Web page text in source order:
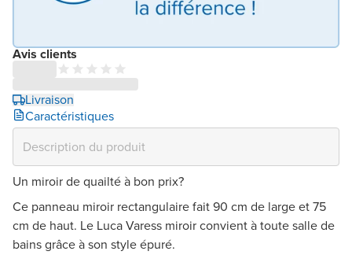
Avis clients
Livraison
Caractéristiques
Un miroir de quailté à bon prix?
Ce panneau miroir rectangulaire fait 90 cm de large et 75
cm de haut. Le Luca Varess miroir convient à toute salle de
bains grâce à son style épuré.